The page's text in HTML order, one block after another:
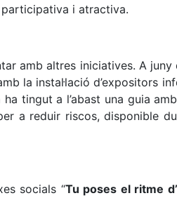
i atractiva.
amb altres iniciatives. A juny
la instal·lació d’expositors
tingut a l’abast una guia
a reduir riscos, disponible
socials “Tu poses el ritme